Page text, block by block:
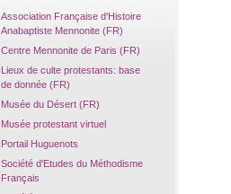
Association Française d'Histoire
Anabaptiste Mennonite (FR)
Centre Mennonite de Paris (FR)
Lieux de culte protestants: base
de donnée (FR)
Musée du Désert (FR)
Musée protestant virtuel
Portail Huguenots
Société d'Etudes du Méthodisme
Français